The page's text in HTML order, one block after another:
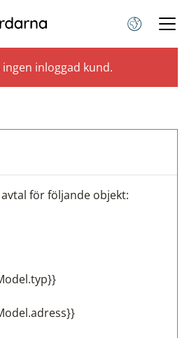
inloggad kund.
för följande objekt: